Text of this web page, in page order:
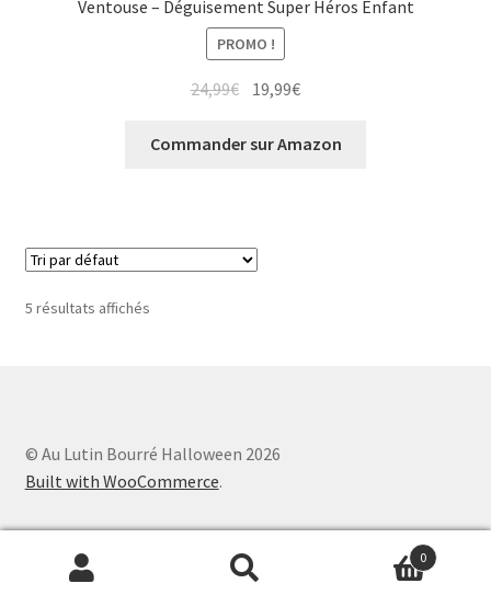
Ventouse – Déguisement Super Héros Enfant
PROMO !
24,99€ Le
initial
19,99€Le
actuel
Commander sur Amazon
5 résultats affichés
© Au Lutin Bourré Halloween 2026
Built with WooCommerce.
Recherche
Recherche
0